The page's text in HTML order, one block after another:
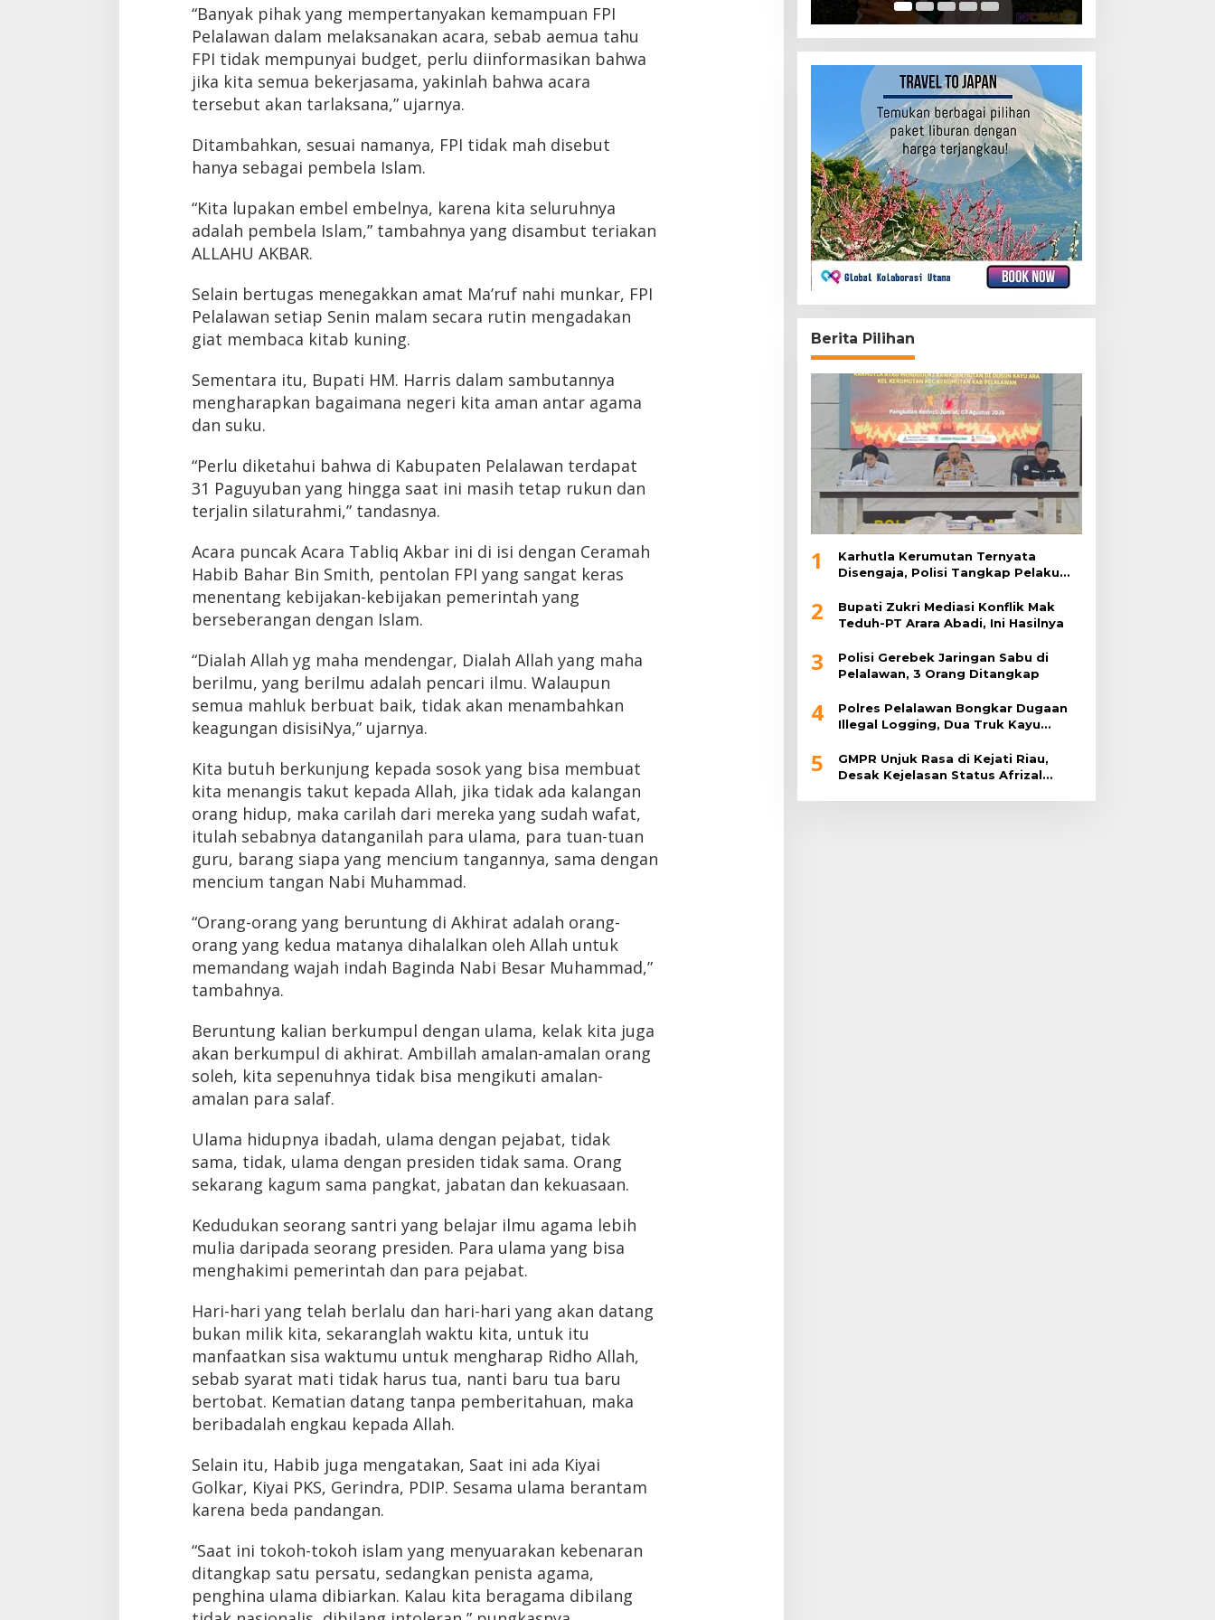
“Banyak pihak yang mempertanyakan kemampuan FPI
Pelalawan dalam melaksanakan acara, sebab aemua tahu
FPI tidak mempunyai budget, perlu diinformasikan bahwa
jika kita semua bekerjasama, yakinlah bahwa acara
tersebut akan tarlaksana,” ujarnya.
Ditambahkan, sesuai namanya, FPI tidak mah disebut
hanya sebagai pembela Islam.
“Kita lupakan embel embelnya, karena kita seluruhnya
adalah pembela Islam,” tambahnya yang disambut teriakan
ALLAHU AKBAR.
Selain bertugas menegakkan amat Ma’ruf nahi munkar, FPI
Pelalawan setiap Senin malam secara rutin mengadakan
giat membaca kitab kuning.
Sementara itu, Bupati HM. Harris dalam sambutannya
mengharapkan bagaimana negeri kita aman antar agama
dan suku.
“Perlu diketahui bahwa di Kabupaten Pelalawan terdapat
31 Paguyuban yang hingga saat ini masih tetap rukun dan
terjalin silaturahmi,” tandasnya.
Acara puncak Acara Tabliq Akbar ini di isi dengan Ceramah
Habib Bahar Bin Smith, pentolan FPI yang sangat keras
menentang kebijakan-kebijakan pemerintah yang
berseberangan dengan Islam.
“Dialah Allah yg maha mendengar, Dialah Allah yang maha
berilmu, yang berilmu adalah pencari ilmu. Walaupun
semua mahluk berbuat baik, tidak akan menambahkan
keagungan disisiNya,” ujarnya.
Kita butuh berkunjung kepada sosok yang bisa membuat
kita menangis takut kepada Allah, jika tidak ada kalangan
orang hidup, maka carilah dari mereka yang sudah wafat,
itulah sebabnya datanganilah para ulama, para tuan-tuan
guru, barang siapa yang mencium tangannya, sama dengan
mencium tangan Nabi Muhammad.
“Orang-orang yang beruntung di Akhirat adalah orang-
orang yang kedua matanya dihalalkan oleh Allah untuk
memandang wajah indah Baginda Nabi Besar Muhammad,”
tambahnya.
Beruntung kalian berkumpul dengan ulama, kelak kita juga
akan berkumpul di akhirat. Ambillah amalan-amalan orang
soleh, kita sepenuhnya tidak bisa mengikuti amalan-
amalan para salaf.
Ulama hidupnya ibadah, ulama dengan pejabat, tidak
sama, tidak, ulama dengan presiden tidak sama. Orang
sekarang kagum sama pangkat, jabatan dan kekuasaan.
Kedudukan seorang santri yang belajar ilmu agama lebih
mulia daripada seorang presiden. Para ulama yang bisa
menghakimi pemerintah dan para pejabat.
Hari-hari yang telah berlalu dan hari-hari yang akan datang
bukan milik kita, sekaranglah waktu kita, untuk itu
manfaatkan sisa waktumu untuk mengharap Ridho Allah,
sebab syarat mati tidak harus tua, nanti baru tua baru
bertobat. Kematian datang tanpa pemberitahuan, maka
beribadalah engkau kepada Allah.
Selain itu, Habib juga mengatakan, Saat ini ada Kiyai
Golkar, Kiyai PKS, Gerindra, PDIP. Sesama ulama berantam
karena beda pandangan.
“Saat ini tokoh-tokoh islam yang menyuarakan kebenaran
ditangkap satu persatu, sedangkan penista agama,
penghina ulama dibiarkan. Kalau kita beragama dibilang
Berita Pilihan
1
Karhutla Kerumutan Ternyata
Disengaja, Polisi Tangkap Pelaku
2
Bupati Zukri Mediasi Konflik Mak
Teduh-PT Arara Abadi, Ini Hasilnya
3
Polisi Gerebek Jaringan Sabu di
Pelalawan, 3 Orang Ditangkap
4
Polres Pelalawan Bongkar Dugaan
Illegal Logging, Dua Truk Kayu
5
GMPR Unjuk Rasa di Kejati Riau,
Desak Kejelasan Status Afrizal